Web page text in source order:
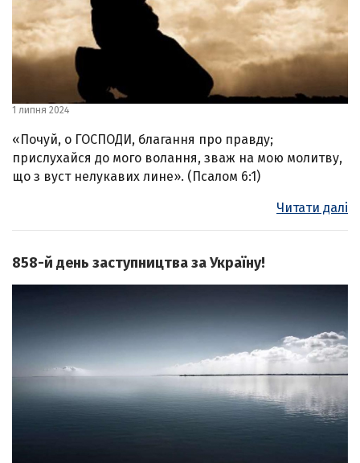
1 липня 2024
«Почуй, о ГОСПОДИ, благання про правду;
прислухайся до мого волання, зваж на мою молитву,
що з вуст нелукавих лине». (Псалом 6:1)
Читати далі
858-й день заступництва за Україну!